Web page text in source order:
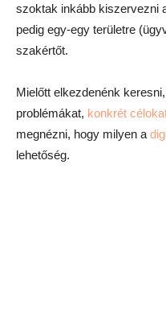
szoktak inkább kiszervezni
pedig egy-egy területre
szakértőt.
Mielőtt elkezdenénk
problémákat, konkrét
megnézni, hogy milyen a
lehetőség.